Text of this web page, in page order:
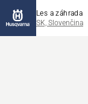
Les a záhrada
SK, Slovenčina